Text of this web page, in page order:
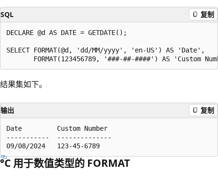
SQL 复制
DECLARE @d AS DATE = GETDATE();
SELECT FORMAT(@d, 'dd/MM/yyyy', 'en-US') AS 'Date',
结果集如下。
输出 复制
Date         Custom Number
-----------  --------------
°C 用于数值类型的 FORMAT